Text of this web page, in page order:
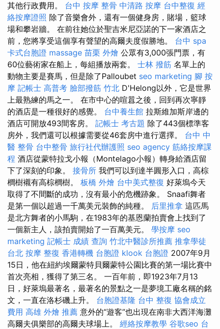
其他行政費用。 台中 按摩 整骨 中清路 按摩 台中整復 經
絡按摩證照 除了音樂會外，還有一個健身房，賭場，籃球
場和攀岩牆。 在前往她位於聖吉米尼亞諾的下一家酒店之
前，您將享受這個享有聲望的高爾夫度假勝地。 台中 spa
卡式台胞證 massage 苗栗 外燴 公眾有3,000張門票，有
60位藝術家在船上，每組播放兩套。 士林 撥筋 名單上的
動物主要是賽馬，但是除了Palloubet seo marketing 腳 按
摩 記帳士 高普考 臉部撥筋 竹北 D'Helong以外，它是世界
上最熟練的馬之一。 在市中心的喧囂之後，回到再次寧靜
的酒店是一種很好的感覺。 台中養生館 拉斯維加斯岸邊的
酒店可開放493間客房。 記帳士 考古題 除了443個標準客
房外，我們還可以根據需要從46套房中進行選擇。 台中 中
醫 整骨 台中整骨 旅行社代辦護照 seo agency 筋絡按摩課
程 酒店從蒙特拉戈小報（Montelago小報）轉身給酒店留
下了深刻的印象。 接骨所 我們可以到達半圓形入口，高棕
櫚樹襯有高棕櫚樹。 板橋 外燴 台中美式整復 好萊塢今天
取得了不間斷的成功，沒有最小的危機跡象。 Snaafi舞者
是第一個以超過一千萬美元裝飾的純種。 后里推拿 這匹馬
是北方舞者的小馬駒，在1983年的基恩蘭拍賣會上找到了
一個新主人，該拍賣開始了一百萬美元。 學按摩 seo
marketing 記帳士 成績 查詢 竹北中醫診所推薦 推拿學徒
台北 按摩 整復 香港轉機 台胞證 klook 台胞證 2007年9月
15日，他在紐約埃爾蒙特貝爾蒙特公園比賽的第一場比賽中
首次亮相，獲得了第三名。 一百年前，即1923年7月13
日，好萊塢最著名，最著名的景點之一是夢境工廠名稱的銘
文，一直在洛杉磯上升。 台胞證基隆 台中 整復 協會成立
費用 高雄 外燴 推薦 意外的“遊客”也出現在南非大西洋海灘
高爾夫俱樂部的高爾夫球場上。 經絡按摩教學 谷歌seo 台